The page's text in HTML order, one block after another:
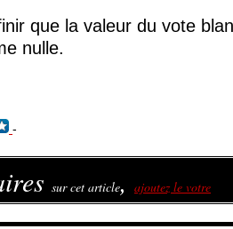
que la valeur du vote
nulle.
-
sur cet article, ajoutez le votre